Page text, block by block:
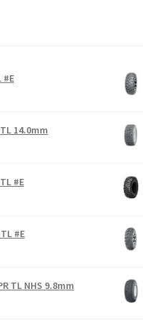
#E
14.0mm
#E
#E
TL NHS 9.8mm